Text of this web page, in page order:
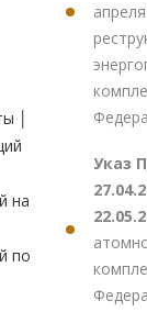
│
на
по
Указ